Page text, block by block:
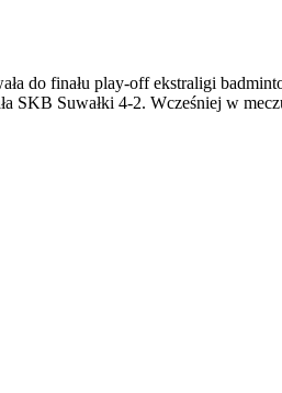
do finału play-off ekstraligi
SKB Suwałki 4-2. Wcześniej w